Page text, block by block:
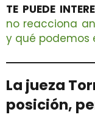
TE PUEDE
no reacciona
y qué podemos
La jueza
posición,